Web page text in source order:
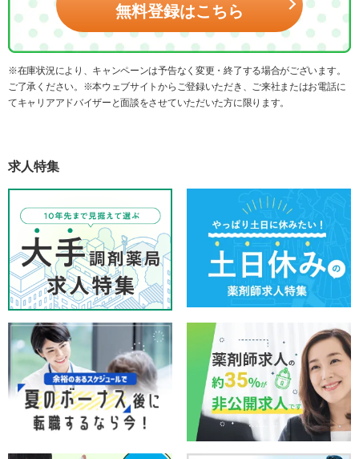
無料登録はこちら
※在庫状況により、キャンペーンは予告なく変更・終了する場合がございます。
ご了承ください。※本ウェブサイトからご登録いただき、ご来社またはお電話に
てキャリアアドバイザーと面談をさせていただいた方に限ります。
求人特集